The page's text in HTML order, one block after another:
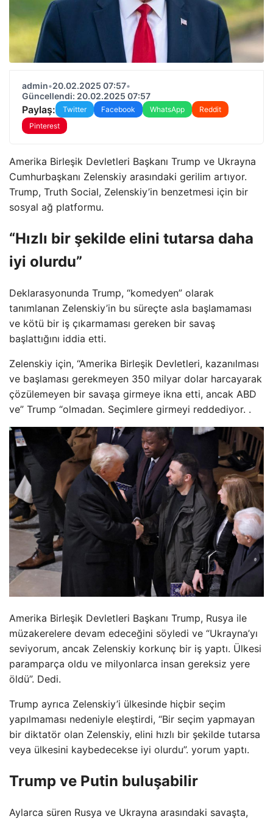
admin•20.02.2025 07:57•
Güncellendi: 20.02.2025 07:57
Paylaş: Twitter Facebook WhatsApp
Reddit
Pinterest
Amerika Birleşik Devletleri Başkanı Trump ve Ukrayna
Cumhurbaşkanı Zelenskiy arasındaki gerilim artıyor.
Trump, Truth Social, Zelenskiy’in benzetmesi için bir
sosyal ağ platformu.
“Hızlı bir şekilde elini tutarsa ​​daha
iyi olurdu”
Deklarasyonunda Trump, “komedyen” olarak
tanımlanan Zelenskiy’in bu süreçte asla başlamaması
ve kötü bir iş çıkarmaması gereken bir savaş
başlattığını iddia etti.
Zelenskiy için, “Amerika Birleşik Devletleri, kazanılması
ve başlaması gerekmeyen 350 milyar dolar harcayarak
çözülemeyen bir savaşa girmeye ikna etti, ancak ABD
ve” Trump “olmadan. Seçimlere girmeyi reddediyor. .
Amerika Birleşik Devletleri Başkanı Trump, Rusya ile
müzakerelere devam edeceğini söyledi ve “Ukrayna’yı
seviyorum, ancak Zelenskiy korkunç bir iş yaptı. Ülkesi
paramparça oldu ve milyonlarca insan gereksiz yere
öldü”. Dedi.
Trump ayrıca Zelenskiy’i ülkesinde hiçbir seçim
yapılmaması nedeniyle eleştirdi, “Bir seçim yapmayan
bir diktatör olan Zelenskiy, elini hızlı bir şekilde tutarsa ​​
veya ülkesini kaybedecekse iyi olurdu”. yorum yaptı.
Trump ve Putin buluşabilir
Aylarca süren Rusya ve Ukrayna arasındaki savaşta,